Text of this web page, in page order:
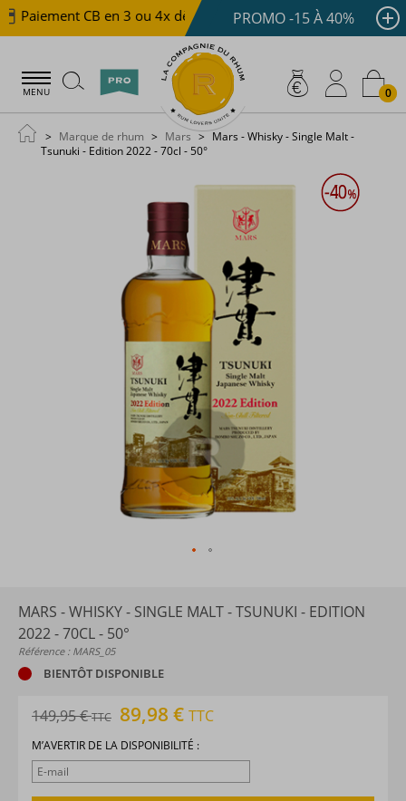
Paiement CB en 3 ou 4x dès 100 € Livraison offerte
PROMO -15 À 40%
MENU 0
Marque de rhum Mars
Mars - Whisky - Single Malt -
Tsunuki - Edition 2022 - 70cl - 50°
MARS - WHISKY - SINGLE MALT - TSUNUKI - EDITION
2022 - 70CL - 50°
Référence : MARS_05
BIENTÔT DISPONIBLE
149,95 €TTC 89,98 € TTC
M’AVERTIR DE LA DISPONIBILITÉ :